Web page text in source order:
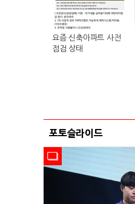
요즘 신축아파트 사전
점검 상태
포토슬라이드